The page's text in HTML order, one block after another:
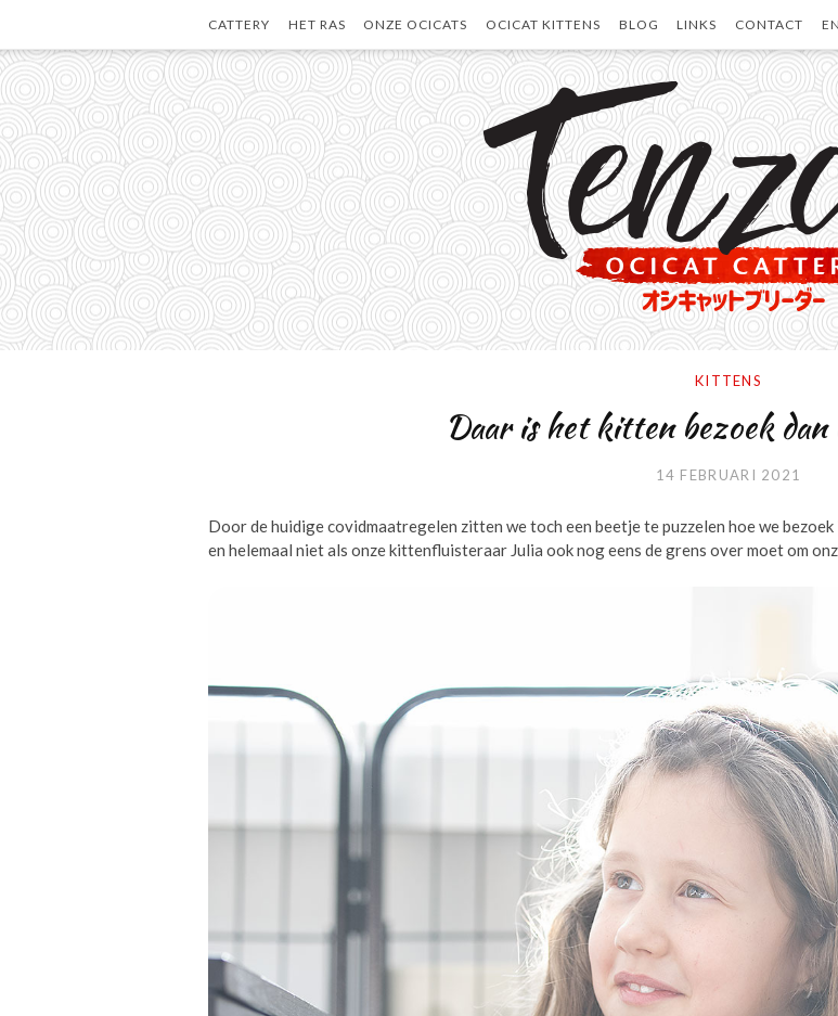
content
CATTERY HET RAS ONZE OCICATS OCICAT KITTENS BLOG LINKS CONTACT
KITTENS
Daar is het kitten bezoek
14 FEBRUARI 2021
Door de huidige covidmaatregelen zitten we toch een beetje te puzzelen hoe we
en helemaal niet als onze kittenfluisteraar Julia ook nog eens de grens over moet om